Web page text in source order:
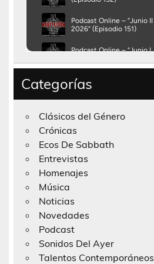
Categorías
Clásicos del Género
Crónicas
Ecos De Sabbath
Entrevistas
Homenajes
Música
Noticias
Novedades
Podcast
Sonidos Del Ayer
Talentos Contemporáneos